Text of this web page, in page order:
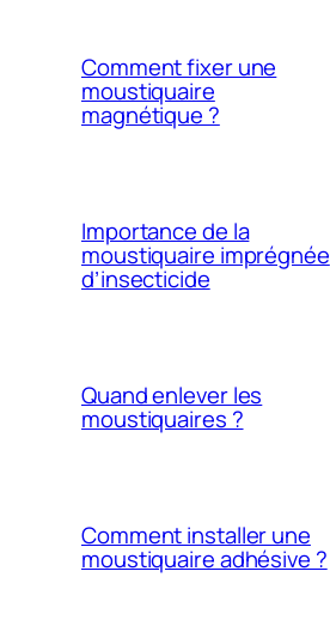
Comment fixer une
moustiquaire
magnétique ?
Importance de la
moustiquaire imprégnée
d’insecticide
Quand enlever les
moustiquaires ?
Comment installer une
moustiquaire adhésive ?